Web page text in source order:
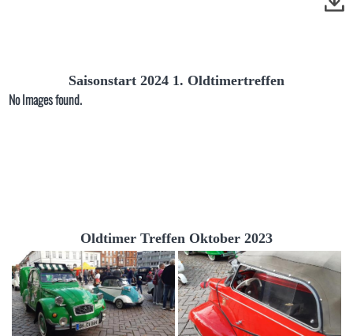
Saisonstart 2024 1. Oldtimertreffen
No Images found.
Oldtimer Treffen Oktober 2023